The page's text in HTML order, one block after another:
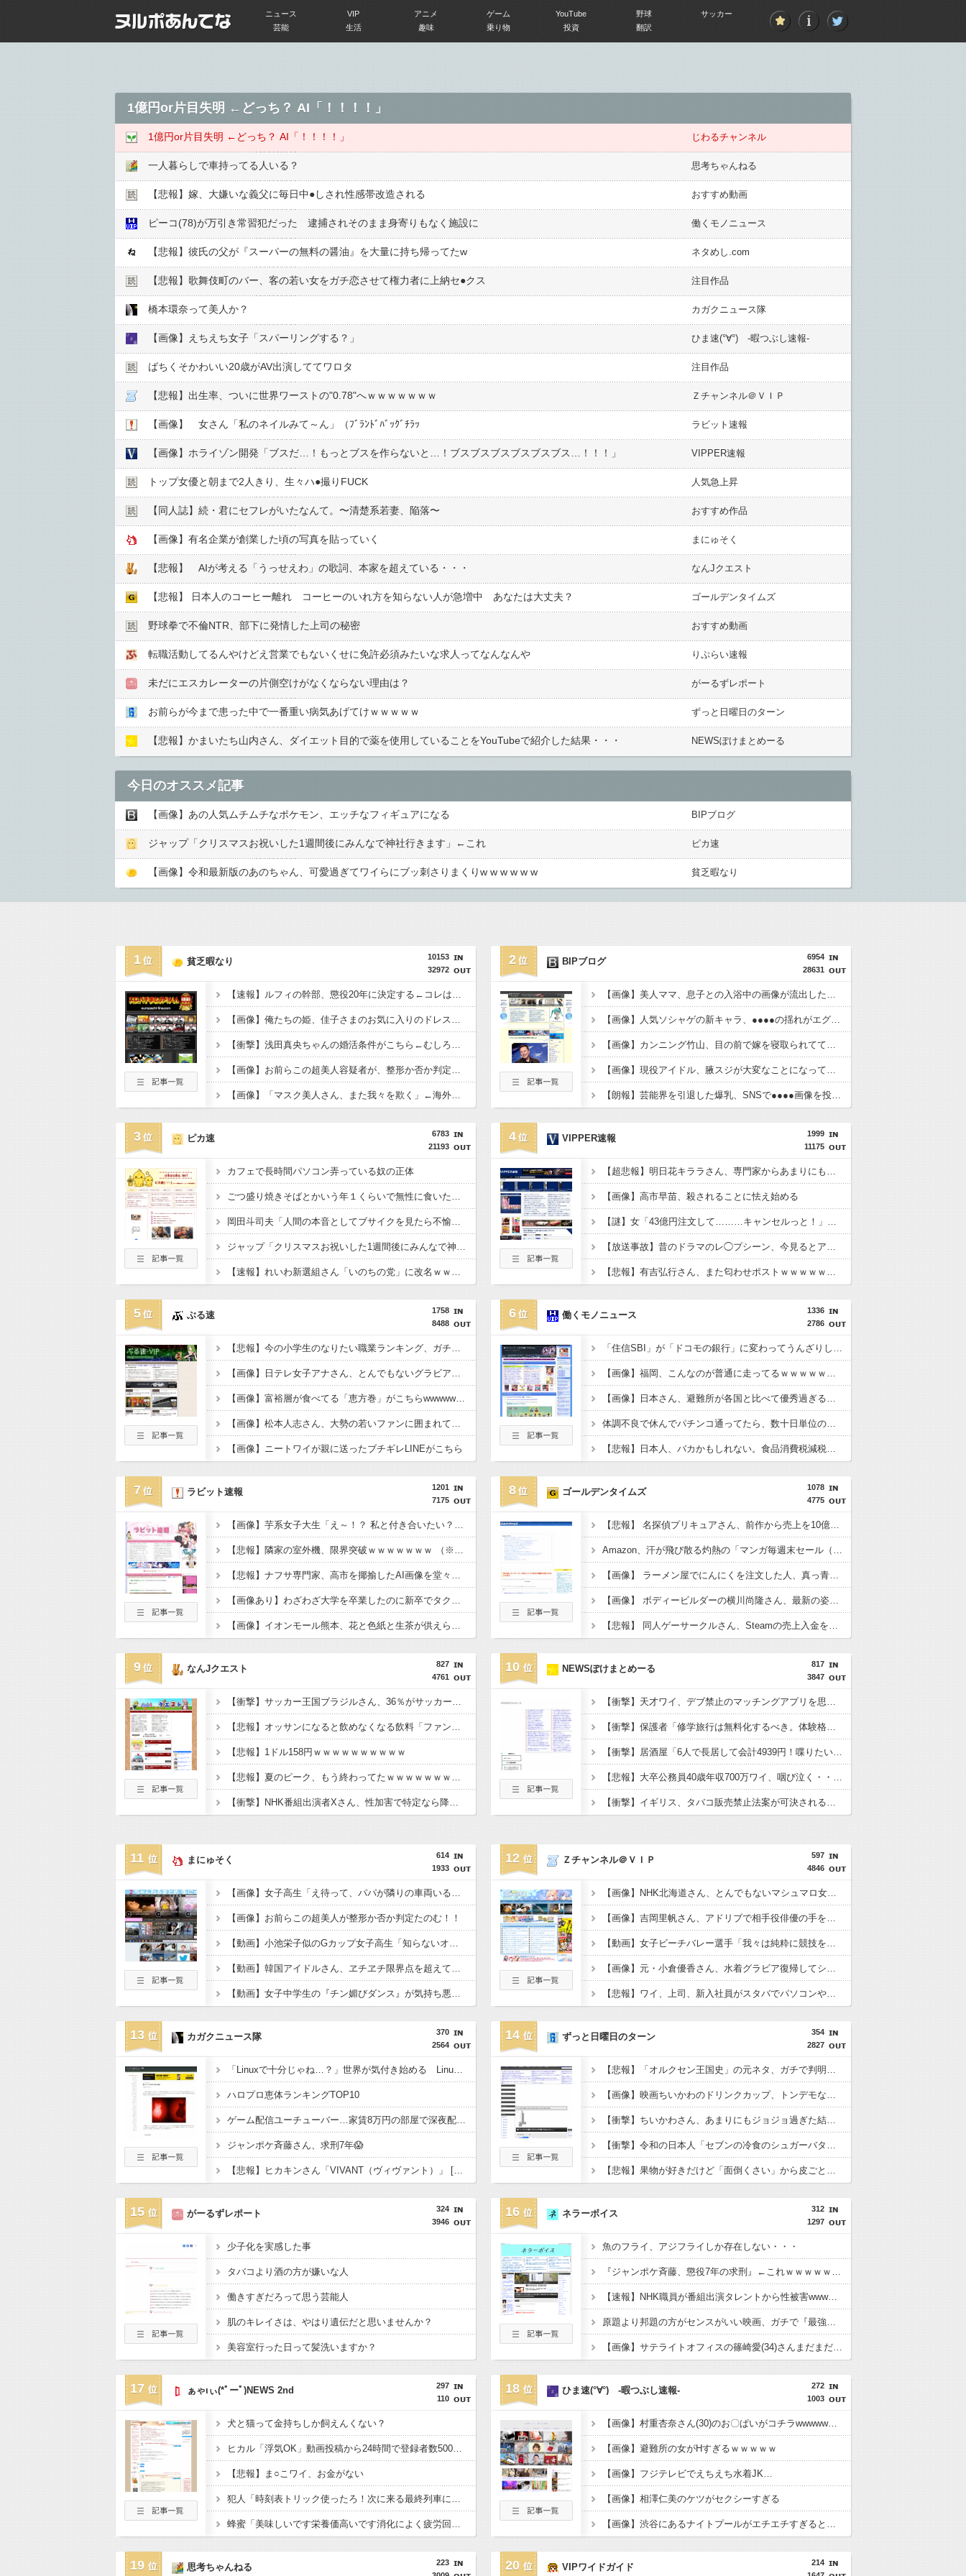
ニュース VIP アニメ ゲーム YouTube 野球
サッカー
芸能
生活 趣味 乗り物 投資 翻訳
1億円or片目失明 ←どっち？ AI「！！！！」
1億円or片目失明 ←どっち？ AI「！！！！」 じわるチャンネル
一人暮らしで車持ってる人いる？ 思考ちゃんねる
【悲報】嫁、大嫌いな義父に毎日中●︎しされ性感帯改造される おすすめ動画
ピーコ(78)が万引き常習犯だった 逮捕されそのまま身寄りもなく施設に 働くモノニュース
【悲報】彼氏の父が『スーパーの無料の醤油』を大量に持ち帰ってたw ネタめし.com
【悲報】歌舞伎町のバー、客の若い女をガチ恋させて権力者に上納セ●︎クス 注目作品
橋本環奈って美人か？ カガクニュース隊
【画像】えちえち女子「スパーリングする？」 ひま速(°∀°) -暇つぶし速報-
ばちくそかわいい20歳がAV出演しててワロタ 注目作品
【悲報】出生率、ついに世界ワーストの"0.78"へｗｗｗｗｗｗｗ Ｚチャンネル＠ＶＩＰ
【画像】 女さん「私のネイルみて～ん」（ﾌﾞﾗﾝﾄﾞﾊﾞｯｸﾞﾁﾗｯ ラビット速報
【画像】ホライゾン開発「ブスだ…！もっとブスを作らないと…！ブスブスブスブスブスブス…！！！」 VIPPER速報
トップ女優と朝まで2人きり、生々ハ●︎撮りFUCK 人気急上昇
【同人誌】続・君にセフレがいたなんて。〜清楚系若妻、陥落〜 おすすめ作品
【画像】有名企業が創業した頃の写真を貼っていく まにゅそく
【悲報】 AIが考える「うっせえわ」の歌詞、本家を超えている・・・ なんJクエスト
【悲報】 日本人のコーヒー離れ コーヒーのいれ方を知らない人が急増中 あなたは大丈夫？ ゴールデンタイムズ
野球拳で不倫NTR、部下に発情した上司の秘密 おすすめ動画
転職活動してるんやけどえ営業でもないくせに免許必須みたいな求人ってなんなんや りぷらい速報
未だにエスカレーターの片側空けがなくならない理由は？ がーるずレポート
お前らが今まで患った中で一番重い病気あげてけｗｗｗｗｗ ずっと日曜日のターン
【悲報】かまいたち山内さん、ダイエット目的で薬を使用していることをYouTubeで紹介した結果・・・ NEWSぽけまとめーる
今日のオススメ記事
【画像】あの人気ムチムチなポケモン、エッチなフィギュアになる BIPブログ
ジャップ「クリスマスお祝いした1週間後にみんなで神社行きます」←これ ピカ速
【画像】令和最新版のあのちゃん、可愛過ぎてワイらにブッ刺さりまくりw w w w w w 貧乏暇なり
1
10153
32972
貧乏暇なり
【速報】ルフィの幹部、懲役20年に決定する←コレは妥当か？？？？？？？
【画像】俺たちの姫、佳子さまのお気に入りのドレスがこちらです←コレは可愛過ぎるw w w w w w w w
【衝撃】浅田真央ちゃんの婚活条件がこちら←むしろコレは普通じゃね？w w w w w w w w
【画像】お前らこの超美人容疑者が、整形か否か判定して！！→画像がこちらw w w w w w w w w w
【画像】「マスク美人さん、また我々を欺く」←海外でも流行りだした結果がこちらw w w w w w w
2
6954
28631
BIPブログ
【画像】美人ママ、息子との入浴中の画像が流出した結果・・・
【画像】人気ソシャゲの新キャラ、●●●●の揺れがエグすぎてまうwwwwwwwwwwwwwwwww
【画像】カンニング竹山、目の前で嫁を寝取られてて草wwwww
【画像】現役アイドル、腋スジが大変なことになってるwwww
【朗報】芸能界を引退した爆乳、SNSで●●●●画像を投稿wwwwww
3
6783
21193
ピカ速
カフェで長時間パソコン弄っている奴の正体
ごつ盛り焼きそばとかいう年１くらいで無性に食いたくなるやつｗｗｗｗｗｗｗｗ
岡田斗司夫「人間の本音としてブサイクを見たら不愉快になる。この責任をどうとるんだ」
ジャップ「クリスマスお祝いした1週間後にみんなで神社行きます」←これ
【速報】れいわ新選組さん「いのちの党」に改名ｗｗｗｗｗｗｗｗ
4
1999
11175
VIPPER速報
【超悲報】明日花キララさん、専門家からあまりにも非情な一言を告げられる
【画像】高市早苗、殺されることに怯え始める
【謎】女「43億円注文して………キャンセルっと！」←こいつの目的
【放送事故】昔のドラマのレ◯プシーン、今見るとアウトすぎる・・・
【悲報】有吉弘行さん、また匂わせポストｗｗｗｗｗｗｗｗｗｗｗｗｗｗｗｗｗ
5
1758
8488
ぶる速
【悲報】今の小学生のなりたい職業ランキング、ガチで終わる
【画像】日テレ女子アナさん、とんでもないグラビアを披露した結果・・・
【画像】富裕層が食べてる「恵方巻」がこちらwwwwwwwwwwwww
【画像】松本人志さん、大勢の若いファンに囲まれてご満悦・・・
【画像】ニートワイが親に送ったブチギレLINEがこちら
6
1336
2786
働くモノニュース
「住信SBI」が「ドコモの銀行」に変わってうんざりしてるやつｗｗｗｗｗｗｗ
【画像】福岡、こんなのが普通に走ってるｗｗｗｗｗｗｗｗｗｗｗｗｗｗｗｗ
【画像】日本さん、避難所が各国と比べて優秀過ぎると話題に
体調不良で休んでパチンコ通ってたら、数十日単位の証拠写真撮られて会社クビになった
【悲報】日本人、バカかもしれない。食品消費税減税（8%→1%）に93.2%の国民が賛成してしまう
7
1201
7175
ラビット速報
【画像】芋系女子大生「え～！？ 私と付き合いたい？ 私脱いだらこんなんだけどいいの…？????」
【悲報】隣家の室外機、限界突破ｗｗｗｗｗｗｗ （※画像あり）
【悲報】ナフサ専門家、高市を揶揄したAI画像を堂々と載せる （※画像あり）
【画像あり】わざわざ大学を卒業したのに新卒でタクシー運転手になる女性ってどう思う？
【画像】イオンモール熊本、花と色紙と生茶が供えられる・・・
8
1078
4775
ゴールデンタイムズ
【悲報】 名探偵プリキュアさん、前作から売上を10億円も落としてしまう
Amazon、汗が飛び散る灼熱の「マンガ毎週末セール（50%還元）」を開催！
【画像】 ラーメン屋でにんにくを注文した人、真っ青なにんにくを出される
【画像】 ボディービルダーの横川尚隆さん、最新の姿がヤバすぎる
【悲報】 同人ゲーサークルさん、Steamの売上入金を銀行に拒否される それでも税金は発生
9
827
4761
なんJクエスト
【衝撃】サッカー王国ブラジルさん、36％がサッカーに「関心なし」・・・・・・・・・
【悲報】オッサンになると飲めなくなる飲料「ファンタ」・・・・・・・・・
【悲報】1ドル158円ｗｗｗｗｗｗｗｗｗｗ
【悲報】夏のピーク、もう終わってたｗｗｗｗｗｗｗｗｗｗ
【衝撃】NHK番組出演者Xさん、性加害で特定なら降板ドミノ・・・・・・・・・
10
817
3847
NEWSぽけまとめーる
【衝撃】天才ワイ、デブ禁止のマッチングアプリを思いつくｗｗｗｗｗ
【衝撃】保護者「修学旅行は無料化するべき。体験格差を放置するのか」←これｗｗｗｗｗ
【衝撃】居酒屋「6人で長居して会計4939円！喋りたいだけなら公園に行ってくれ（怒」←これｗｗｗｗｗ(※画像あり)
【悲報】大卒公務員40歳年収700万ワイ、咽び泣く・・・・
【衝撃】イギリス、タバコ販売禁止法案が可決されるｗｗｗｗｗ
11
614
1933
まにゅそく
【画像】女子高生「え待って、パパが隣りの車両いる。。。」
【画像】お前らこの超美人が整形か否か判定たのむ！！
【動画】小池栄子似のGカップ女子高生「知らないオジさんに襲われてオッパイ揉まれた」
【動画】韓国アイドルさん、ヱチヱチ限界点を超えてしまう
【動画】女子中学生の『チン媚びダンス』が気持ち悪い????
12
597
4846
Ｚチャンネル＠ＶＩＰ
【画像】NHK北海道さん、とんでもないマシュマロ女子をキャスターに起用ｗ
【画像】吉岡里帆さん、アドリブで相手役俳優の手を取り●●●●に押し当ててしまうｗ
【動画】女子ビーチバレー選手「我々は純粋に競技をしてるので性的な目で見ないでください！！」
【画像】元・小倉優香さん、水着グラビア復帰してシコらせにくるｗ
【悲報】ワイ、上司、新入社員がスタバでパソコンやって企業秘密漏洩したから泣かした
13
370
2564
カガクニュース隊
「Linuxで十分じゃね…？」世界が気付き始める Linuxの市場シェアが初めて10%超える Windows窮地 [323057825]
ハロプロ恵体ランキングTOP10
ゲーム配信ユーチューバー…家賃8万円の部屋で深夜配信→管理会社から厳重注意されてお気持ち表明
ジャンポケ斉藤さん、求刑7年😱
【悲報】ヒカキンさん「VIVANT（ヴィヴァント）」 [143211586]
14
354
2827
ずっと日曜日のターン
【悲報】「オルクセン王国史」の元ネタ、ガチで判明ｗｗｗｗｗｗｗ
【画像】映画ちいかわのドリンクカップ、トンデモない再利用方法が見つかるｗｗｗｗｗｗ
【衝撃】ちいかわさん、あまりにもジョジョ過ぎた結果ｗｗｗｗｗｗ
【衝撃】令和の日本人「セブンの冷食のシュガーバタークレープ、A5ランクのステーキの次くらいに美味しい」
【悲報】果物が好きだけど「面倒くさい」から皮ごと食べる奴ｗｗｗｗｗｗｗ
15
324
3946
がーるずレポート
少子化を実感した事
タバコより酒の方が嫌いな人
働きすぎだろって思う芸能人
肌のキレイさは、やはり遺伝だと思いませんか？
美容室行った日って髪洗いますか？
16
312
1297
ネラーボイス
魚のフライ、アジフライしか存在しない・・・
『ジャンポケ斉藤、懲役7年の求刑』←これｗｗｗｗｗｗｗｗｗｗｗｗｗｗｗｗｗｗ
【速報】NHK職員が番組出演タレントから性被害wwwwwwwwwwwwwwwwwwwwwwww
原題より邦題の方がセンスがいい映画、ガチで『最強のふたり』しかない
【画像】サテライトオフィスの篠崎愛(34)さんまだまだイケル
17
297
110
ぁゃιぃ(*ﾟーﾟ)NEWS 2nd
犬と猫って金持ちしか飼えんくない？
ヒカル「浮気OK」動画投稿から24時間で登録者数500万人割れ12万人減、コメント約４万件超
【悲報】ま○こワイ、お金がない
犯人「時刻表トリック使ったろ！次に来る最終列車に乗り継ぎすればアリバイ成立や！」
蜂蜜「美味しいです栄養価高いです消化によく疲労回復の効力もあります」←お前らが飲まない理由
18
272
1003
ひま速(°∀°) -暇つぶし速報-
【画像】村重杏奈さん(30)のお〇ぱいがコチラwwwwwwwwwwww
【画像】避難所の女がHすぎるｗｗｗｗｗ
【画像】フジテレビでえちえち水着JK…
【画像】相澤仁美のケツがセクシーすぎる
【画像】渋谷にあるナイトプールがエチエチすぎると話題に
19
223
思考ちゃんねる 20
214
VIPワイドガイド